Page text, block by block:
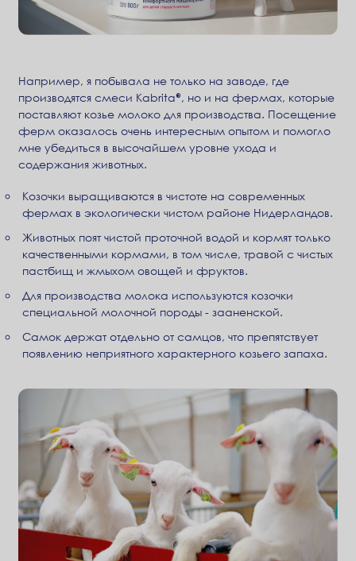
Например, я побывала не только на заводе, где
производятся смеси Kabrita®, но и на фермах, которые
поставляют козье молоко для производства. Посещение
ферм оказалось очень интересным опытом и помогло
мне убедиться в высочайшем уровне ухода и
содержания животных.
Козочки выращиваются в чистоте на современных
фермах в экологически чистом районе Нидерландов.
Животных поят чистой проточной водой и кормят только
качественными кормами, в том числе, травой с чистых
пастбищ и жмыхом овощей и фруктов.
Для производства молока используются козочки
специальной молочной породы - зааненской.
Самок держат отдельно от самцов, что препятствует
появлению неприятного характерного козьего запаха.